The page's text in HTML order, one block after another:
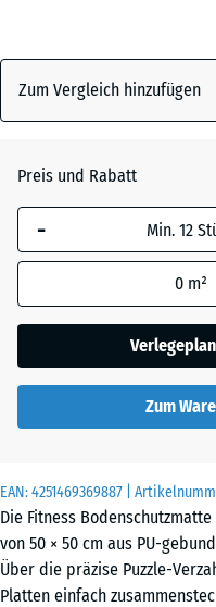
EAN:4251469369887 |
Die Fitness
von 50 × 50 cm aus PU-
Über die präzise Puzzle-
Platten einfach
Ziegelrot(active)
+ 0,60 €
x
540
Die gewählte, blau
umrandete
Abmessung wird
Produktdaten nicht
anders angegeben)
für die
Bedarfsberechnung
x
50
x 3
cm
|
Zum Vergleich hinzufügen
Preis und Rabatt
-
0 m²
Zum